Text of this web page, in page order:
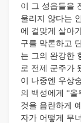
이 그 성읍들을
울리지 않다는
에 걸맞게 살아
구를 막론하고
는 그의 완강한
로 전제 군주가
이 나중엔 우상
의 백성에게 “
것을 음란하게
자가 어떻게 무